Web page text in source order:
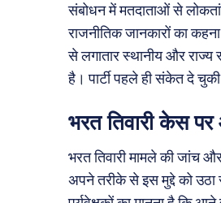
संबोधन में मतदाताओं से
राजनीतिक जानकारों का
से लगातार स्थानीय और राज्य
है। पार्टी पहले ही संकेत दे
भरत तिवारी केस पर
भरत तिवारी मामले की जांच
अपने तरीके से इस मुद्दे को